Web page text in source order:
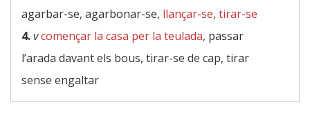
agarbar-se, agarbonar-se, llançar-se, tirar-se
4.vcomençar la casa per la teulada, passar
l’arada davant els bous, tirar-se de cap, tirar
sense engaltar